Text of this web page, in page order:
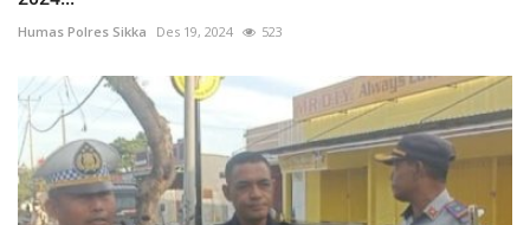
Humas Polres Sikka Des 19, 2024 523